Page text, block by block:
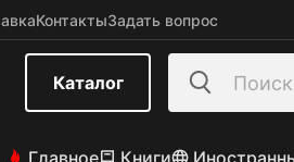
КонтактыЗадать вопрос
Каталог
Главное Книги